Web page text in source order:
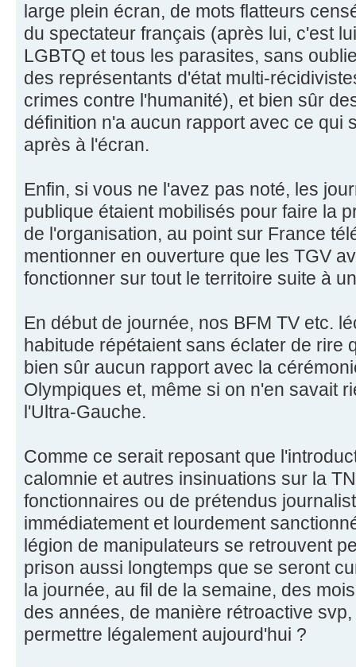
large plein écran, de mots flatteurs
du spectateur français (après lui, c'est
LGBTQ et tous les parasites, sans
des représentants d'état multi-
crimes contre l'humanité), et bien sûr
définition n'a aucun rapport avec ce qui
après à l'écran.
Enfin, si vous ne l'avez pas noté, les
publique étaient mobilisés pour faire la
de l'organisation, au point sur France
mentionner en ouverture que les TGV
fonctionner sur tout le territoire suite à
En début de journée, nos BFM TV etc.
habitude répétaient sans éclater de rire
bien sûr aucun rapport avec la
Olympiques et, même si on n'en savait
l'Ultra-Gauche.
Comme ce serait reposant que
calomnie et autres insinuations sur la
fonctionnaires ou de prétendus
immédiatement et lourdement
légion de manipulateurs se retrouvent
prison aussi longtemps que se seront
la journée, au fil de la semaine, des
des années, de manière rétroactive
permettre légalement aujourd'hui ?